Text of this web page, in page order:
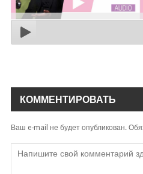
КОММЕНТИРОВАТЬ
Ваш e-mail не будет опубликован.